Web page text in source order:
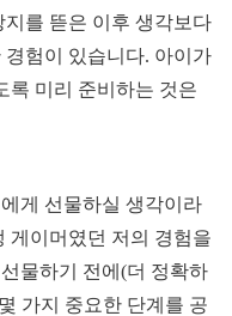
를 뜯은 이후 생각보다
험이 있습니다. 아이가
록 미리 준비하는 것은
게 선물하실 생각이라
게이머였던 저의 경험을
물하기 전에(더 정확하
가지 중요한 단계를 공